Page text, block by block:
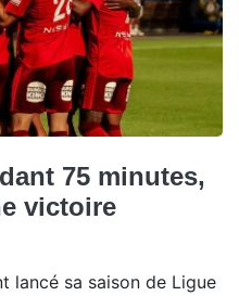
75 minutes,
victoire
lancé sa saison de Ligue